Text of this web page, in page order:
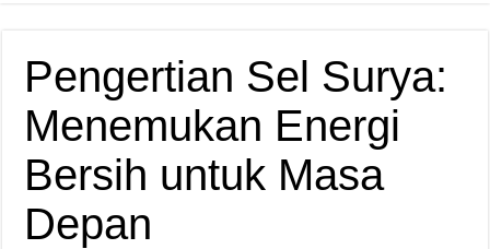
Pengertian Sel Surya:
Menemukan Energi
Bersih untuk Masa
Depan